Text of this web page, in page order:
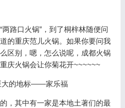
路口火锅”，到了桐梓林随便问
的重庆范儿火锅。如果你要问我
区别，嗯，怎么说呢，成都火锅
庆火锅会让你菊花开~~~~~~
大的地标——家乐福
，其中有一家是本地土著们的最